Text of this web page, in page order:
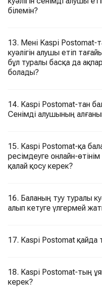
білемін?
13. Мені Kaspi Postomat-
куәлігін алушы етіп
бұл туралы басқа да
болады?
14. Kaspi Postomat-тан
Сенімді алушының
15. Kaspi Postomat-қа
ресімдеуге онлайн-
қалай қосу керек?
16. Баланың туу туралы
алып кетуге үлгермей
17. Kaspi Postomat қайда
18. Kaspi Postomat-тың
керек?